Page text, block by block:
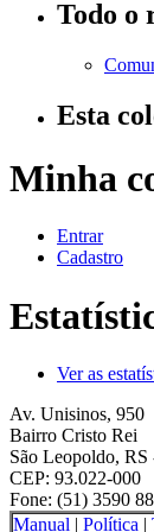
Todo o
Esta
Minha
Entrar
Cadastro
Ver as
Av. Unisinos, 950
Bairro Cristo Rei
São Leopoldo, RS
CEP: 93.022-000
Fone: (51) 3590
Manual | Política |